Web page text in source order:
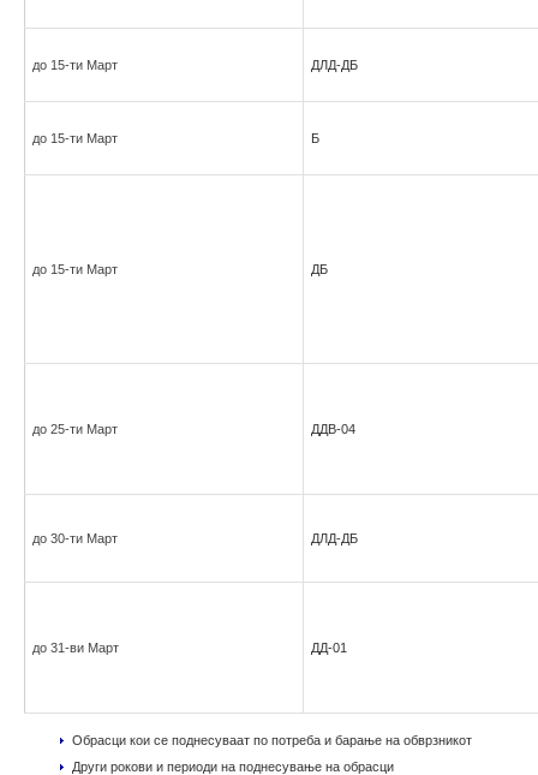
до 15-ти Март ДЛД-ДБ
до 15-ти Март Б
до 15-ти Март ДБ
до 25-ти Март ДДВ-04
до 30-ти Март ДЛД-ДБ
до 31-ви Март ДД-01
Обрасци кои се поднесуваат по потреба и барање на обврзникот
Други рокови и периоди на поднесување на обрасци